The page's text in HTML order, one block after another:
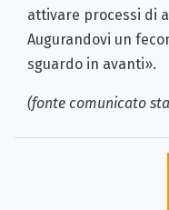
attivare processi di
Augurandovi un
sguardo in avanti».
(fonte comunicato